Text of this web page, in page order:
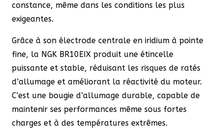
constance, même dans les conditions les plus
exigeantes.
Grâce à son électrode centrale en iridium à pointe
fine, la NGK BR10EIX produit une étincelle
puissante et stable, réduisant les risques de ratés
d’allumage et améliorant la réactivité du moteur.
C’est une bougie d’allumage durable, capable de
maintenir ses performances même sous fortes
charges et à des températures extrêmes.